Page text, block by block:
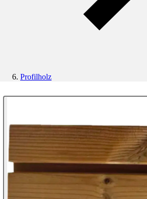
Profilholz